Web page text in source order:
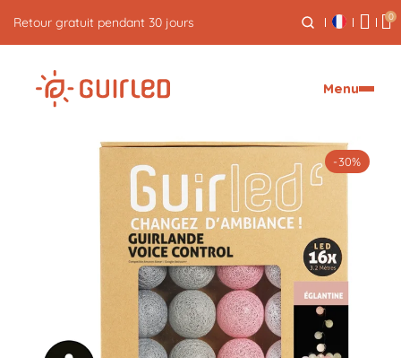
Retour gratuit pendant 30 jours 0
Menu
-30%